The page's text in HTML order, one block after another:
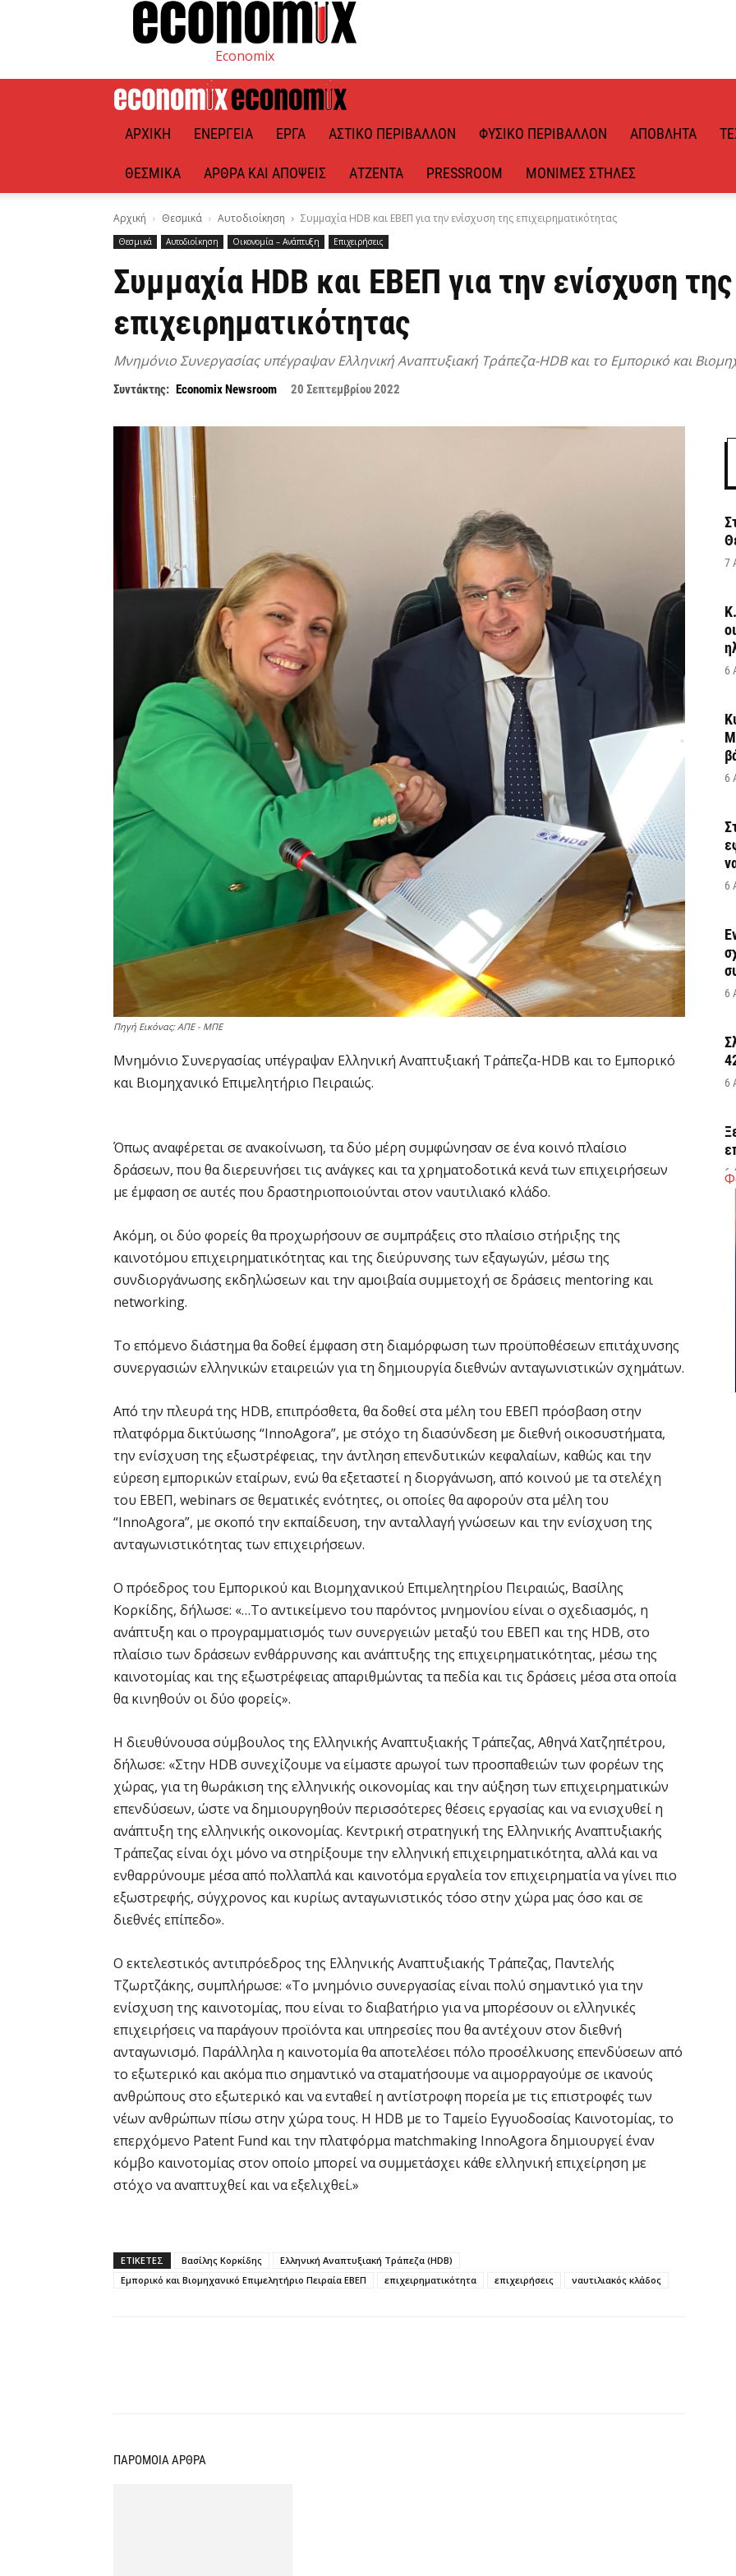
Economix
ΑΡΧΙΚΉ ΕΝΈΡΓΕΙΑ ΈΡΓΑ ΑΣΤΙΚΌ ΠΕΡΙΒΆΛΛΟΝ ΦΥΣΙΚΌ ΠΕΡΙΒΆΛΛΟΝ ΑΠΌΒΛΗΤΑ
ΘΕΣΜΙΚΆ ΆΡΘΡΑ ΚΑΙ ΑΠΌΨΕΙΣ ΑΤΖΈΝΤΑ PRESSROOM ΜΌΝΙΜΕΣ ΣΤΉΛΕΣ
Αρχική Θεσμικά Αυτοδιοίκηση Συμμαχία HDB και ΕΒΕΠ για την ενίσχυση της επιχειρηματικότητας
Θεσμικά Αυτοδιοίκηση Οικονομία – Ανάπτυξη Επιχειρήσεις
Συμμαχία HDB και ΕΒΕΠ για την ενίσχυση της
επιχειρηματικότητας
Μνημόνιο Συνεργασίας υπέγραψαν Ελληνική Αναπτυξιακή Τράπεζα-HDB και το Εμπορικό και
Συντάκτης: Economix Newsroom 20 Σεπτεμβρίου 2022
Πηγή Εικόνας: ΑΠΕ - ΜΠΕ
Μνημόνιο Συνεργασίας υπέγραψαν Ελληνική Αναπτυξιακή Τράπεζα-HDB και το Εμπορικό
και Βιομηχανικό Επιμελητήριο Πειραιώς.
Όπως αναφέρεται σε ανακοίνωση, τα δύο μέρη συμφώνησαν σε ένα κοινό πλαίσιο
δράσεων, που θα διερευνήσει τις ανάγκες και τα χρηματοδοτικά κενά των επιχειρήσεων
με έμφαση σε αυτές που δραστηριοποιούνται στον ναυτιλιακό κλάδο.
Ακόμη, οι δύο φορείς θα προχωρήσουν σε συμπράξεις στο πλαίσιο στήριξης της
καινοτόμου επιχειρηματικότητας και της διεύρυνσης των εξαγωγών, μέσω της
συνδιοργάνωσης εκδηλώσεων και την αμοιβαία συμμετοχή σε δράσεις mentoring και
networking.
Το επόμενο διάστημα θα δοθεί έμφαση στη διαμόρφωση των προϋποθέσεων επιτάχυνσης
συνεργασιών ελληνικών εταιρειών για τη δημιουργία διεθνών ανταγωνιστικών σχημάτων.
Από την πλευρά της HDB, επιπρόσθετα, θα δοθεί στα μέλη του ΕΒΕΠ πρόσβαση στην
πλατφόρμα δικτύωσης “InnoAgora”, με στόχο τη διασύνδεση με διεθνή οικοσυστήματα,
την ενίσχυση της εξωστρέφειας, την άντληση επενδυτικών κεφαλαίων, καθώς και την
εύρεση εμπορικών εταίρων, ενώ θα εξεταστεί η διοργάνωση, από κοινού με τα στελέχη
του ΕΒΕΠ, webinars σε θεματικές ενότητες, οι οποίες θα αφορούν στα μέλη του
“InnoAgora”, με σκοπό την εκπαίδευση, την ανταλλαγή γνώσεων και την ενίσχυση της
ανταγωνιστικότητας των επιχειρήσεων.
O πρόεδρος του Εμπορικού και Βιομηχανικού Επιμελητηρίου Πειραιώς, Βασίλης
Κορκίδης, δήλωσε: «…Το αντικείμενο του παρόντος μνημονίου είναι ο σχεδιασμός, η
ανάπτυξη και ο προγραμματισμός των συνεργειών μεταξύ του ΕΒΕΠ και της HDB, στο
πλαίσιο των δράσεων ενθάρρυνσης και ανάπτυξης της επιχειρηματικότητας, μέσω της
καινοτομίας και της εξωστρέφειας απαριθμώντας τα πεδία και τις δράσεις μέσα στα οποία
θα κινηθούν οι δύο φορείς».
Η διευθύνουσα σύμβουλος της Ελληνικής Αναπτυξιακής Τράπεζας, Αθηνά Χατζηπέτρου,
δήλωσε: «Στην HDB συνεχίζουμε να είμαστε αρωγοί των προσπαθειών των φορέων της
χώρας, για τη θωράκιση της ελληνικής οικονομίας και την αύξηση των επιχειρηματικών
επενδύσεων, ώστε να δημιουργηθούν περισσότερες θέσεις εργασίας και να ενισχυθεί η
ανάπτυξη της ελληνικής οικονομίας. Κεντρική στρατηγική της Ελληνικής Αναπτυξιακής
Τράπεζας είναι όχι μόνο να στηρίξουμε την ελληνική επιχειρηματικότητα, αλλά και να
ενθαρρύνουμε μέσα από πολλαπλά και καινοτόμα εργαλεία τον επιχειρηματία να γίνει πιο
εξωστρεφής, σύγχρονος και κυρίως ανταγωνιστικός τόσο στην χώρα μας όσο και σε
διεθνές επίπεδο».
Ο εκτελεστικός αντιπρόεδρος της Ελληνικής Αναπτυξιακής Τράπεζας, Παντελής
Τζωρτζάκης, συμπλήρωσε: «Το μνημόνιο συνεργασίας είναι πολύ σημαντικό για την
ενίσχυση της καινοτομίας, που είναι το διαβατήριο για να μπορέσουν οι ελληνικές
επιχειρήσεις να παράγουν προϊόντα και υπηρεσίες που θα αντέχουν στον διεθνή
ανταγωνισμό. Παράλληλα η καινοτομία θα αποτελέσει πόλο προσέλκυσης επενδύσεων από
το εξωτερικό και ακόμα πιο σημαντικό να σταματήσουμε να αιμορραγούμε σε ικανούς
ανθρώπους στο εξωτερικό και να ενταθεί η αντίστροφη πορεία με τις επιστροφές των
νέων ανθρώπων πίσω στην χώρα τους. Η HDB με το Ταμείο Εγγυοδοσίας Καινοτομίας, το
επερχόμενο Patent Fund και την πλατφόρμα matchmaking InnoAgora δημιουργεί έναν
κόμβο καινοτομίας στον οποίο μπορεί να συμμετάσχει κάθε ελληνική επιχείρηση με
στόχο να αναπτυχθεί και να εξελιχθεί.»
ΕΤΙΚΕΤΕΣ Βασίλης Κορκίδης
Ελληνική Αναπτυξιακή Τράπεζα (HDB)
Εμπορικό και Βιομηχανικό Επιμελητήριο Πειραία ΕΒΕΠ
επιχειρηματικότητα επιχειρήσεις ναυτιλιακός κλάδος
ΠΑΡΟΜΟΙΑ ΑΡΘΡΑ
7
6
6
6
6
6
6